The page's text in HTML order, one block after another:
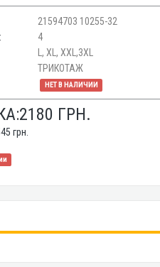
21594703 10255-32
4
L, XL, XXL,3XL
ТРИКОТАЖ
НЕТ В НАЛИЧИИ
2180 ГРН.
грн.